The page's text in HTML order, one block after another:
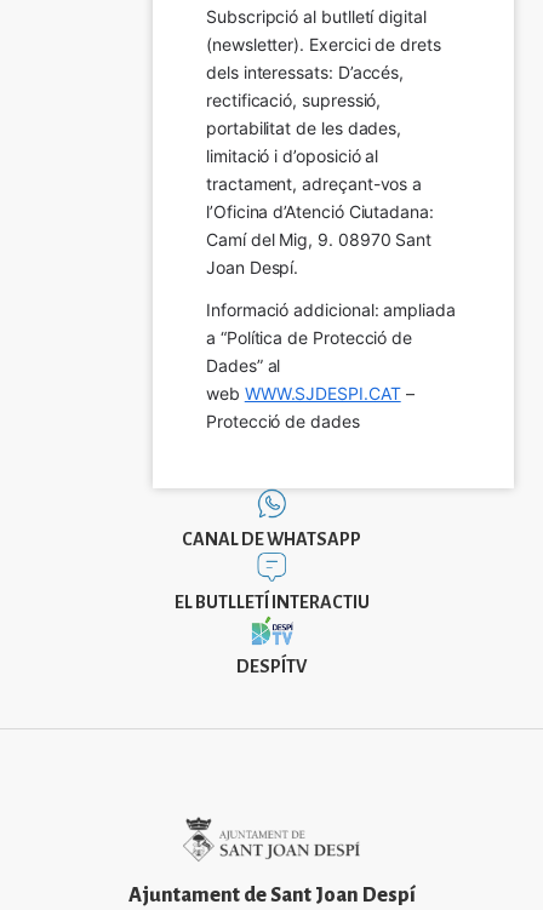
Subscripció al butlletí digital
(newsletter). Exercici de drets
dels interessats: D’accés,
rectificació, supressió,
portabilitat de les dades,
limitació i d’oposició al
tractament, adreçant-vos a
l’Oficina d’Atenció Ciutadana:
Camí del Mig, 9. 08970 Sant
Joan Despí.
Informació addicional: ampliada
a “Política de Protecció de
Dades” al
web WWW.SJDESPI.CAT –
Protecció de dades
CANAL DE WHATSAPP
EL BUTLLETÍ INTERACTIU
DESPÍTV
Ajuntament de Sant Joan Despí